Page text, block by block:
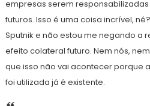
empresas serem
futuros. Isso é uma coisa incrível,
Sputnik e não estou me negando a
efeito colateral futuro. Nem nós,
que isso não vai acontecer porque
foi utilizada já é existente.